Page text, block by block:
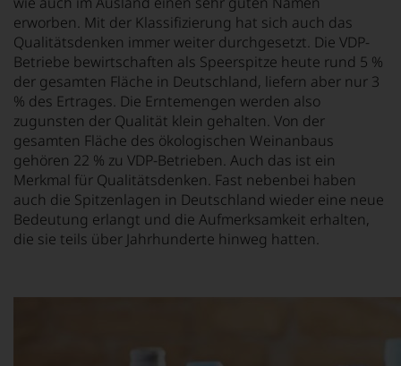
erworben. Mit der Klassifizierung hat sich auch das
Qualitätsdenken immer weiter durchgesetzt. Die VDP-
Betriebe bewirtschaften als Speerspitze heute rund 5 %
der gesamten Fläche in Deutschland, liefern aber nur 3
% des Ertrages. Die Erntemengen werden also
zugunsten der Qualität klein gehalten. Von der
gesamten Fläche des ökologischen Weinanbaus
gehören 22 % zu VDP-Betrieben. Auch das ist ein
Merkmal für Qualitätsdenken. Fast nebenbei haben
auch die Spitzenlagen in Deutschland wieder eine neue
Bedeutung erlangt und die Aufmerksamkeit erhalten,
die sie teils über Jahrhunderte hinweg hatten.